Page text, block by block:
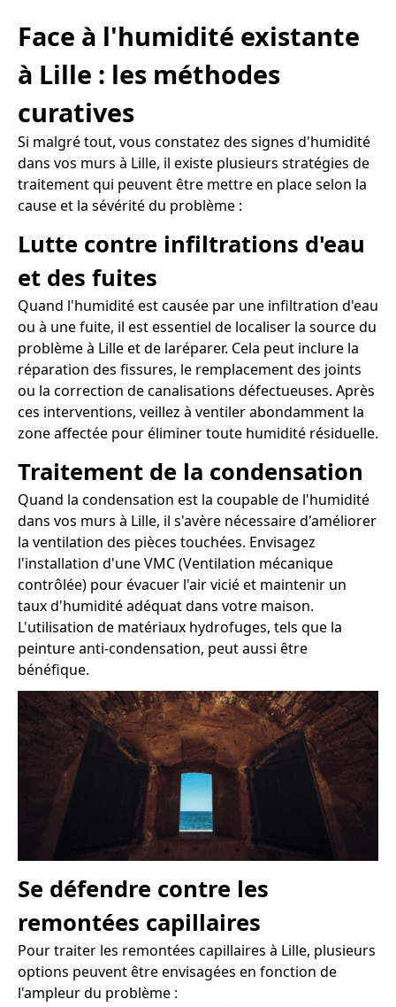
Face à l'humidité existante
à Lille : les méthodes
curatives
Si malgré tout, vous constatez des signes d'humidité
dans vos murs à Lille, il existe plusieurs stratégies de
traitement qui peuvent être mettre en place selon la
cause et la sévérité du problème :
Lutte contre infiltrations d'eau
et des fuites
Quand l'humidité est causée par une infiltration d'eau
ou à une fuite, il est essentiel de localiser la source du
problème à Lille et de laréparer. Cela peut inclure la
réparation des fissures, le remplacement des joints
ou la correction de canalisations défectueuses. Après
ces interventions, veillez à ventiler abondamment la
zone affectée pour éliminer toute humidité résiduelle.
Traitement de la condensation
Quand la condensation est la coupable de l'humidité
dans vos murs à Lille, il s'avère nécessaire d'améliorer
la ventilation des pièces touchées. Envisagez
l'installation d'une VMC (Ventilation mécanique
contrôlée) pour évacuer l'air vicié et maintenir un
taux d'humidité adéquat dans votre maison.
L'utilisation de matériaux hydrofuges, tels que la
peinture anti-condensation, peut aussi être
bénéfique.
Se défendre contre les
remontées capillaires
Pour traiter les remontées capillaires à Lille, plusieurs
options peuvent être envisagées en fonction de
l'ampleur du problème :